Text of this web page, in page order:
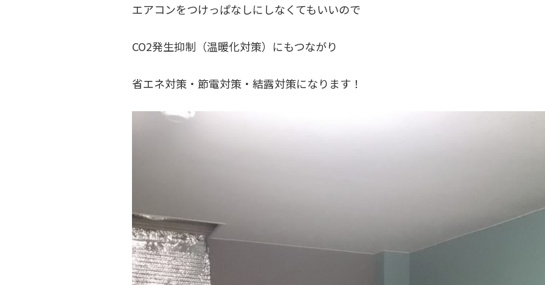
エアコンをつけっぱなしにしなくてもいいので
CO2発生抑制（温暖化対策）にもつながり
省エネ対策・節電対策・結露対策になります！